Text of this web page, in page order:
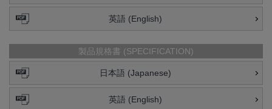
英語 (English)
製品規格書 (SPECIFICATION)
日本語 (Japanese)
英語 (English)